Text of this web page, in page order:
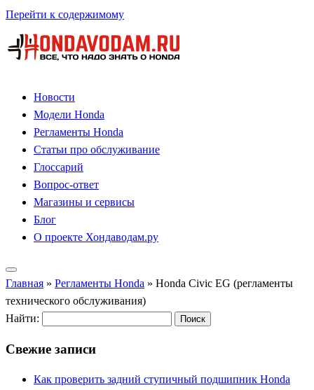
Перейти к содержимому
Новости
Модели Honda
Регламенты Honda
Статьи про обслуживание
Глоссарий
Вопрос-ответ
Магазины и сервисы
Блог
О проекте Хондаводам.ру
Главная » Регламенты Honda » Honda Civic EG (регламенты
технического обслуживания)
Найти:
Свежие записи
Как проверить задний ступичный подшипник Honda